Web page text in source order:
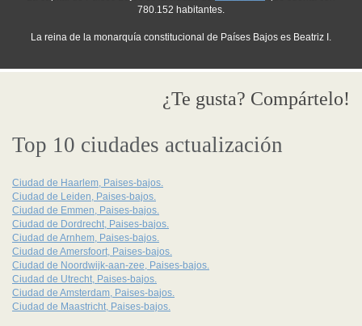
780.152 habitantes.
La reina de la monarquía constitucional de Países Bajos es Beatriz I.
¿Te gusta? Compártelo!
Top 10 ciudades actualización
Ciudad de Haarlem, Paises-bajos.
Ciudad de Leiden, Paises-bajos.
Ciudad de Emmen, Paises-bajos.
Ciudad de Dordrecht, Paises-bajos.
Ciudad de Arnhem, Paises-bajos.
Ciudad de Amersfoort, Paises-bajos.
Ciudad de Noordwijk-aan-zee, Paises-bajos.
Ciudad de Utrecht, Paises-bajos.
Ciudad de Amsterdam, Paises-bajos.
Ciudad de Maastricht, Paises-bajos.